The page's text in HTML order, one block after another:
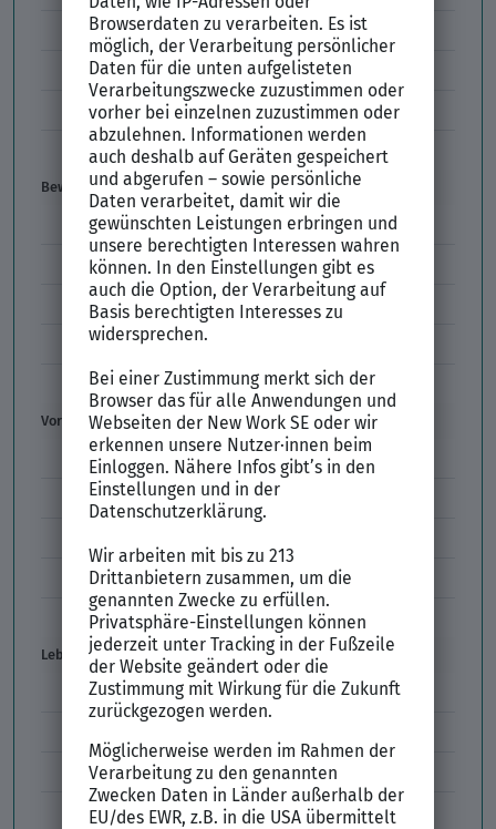
Codes im Arbeitszeugnis
Kündigung
Einstiegsgehalt
Gehaltswunsch
Bewerbung
E-Mail-Bewerbung
Anlagen und Zeugnisse
Initiativbewerbung
Interne Bewerbung
Empfehlungsschreiben
Vorstellungsgespräch
Vorstellungsgespräch Fragen
Schwächen im Vorstellungsgespräch
Vorbereitung Vorstellungsgespräch
Vorstellungsgespräch per Skype
Lebenslauf
Lebenslauf Aufbau und Inhalt
Lebenslauf Englisch Résumé
Lücken im Lebenslauf